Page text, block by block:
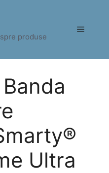
produse
Meniu
Ultra